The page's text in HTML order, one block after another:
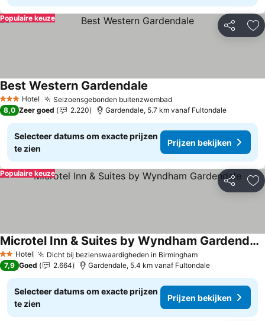
Delen
Populaire keuze
3 SterrenHotel Seizoensgebonden buitenzwembad
Best Western Gardendale
8,0 Zeer goed 2.220 Gardendale, 5.7 km vanaf Fultondale
Selecteer datums om exacte prijzen
te zien
Prijzen bekijken
Delen
Populaire keuze
2 Sterren
Hotel Dicht bij bezienswaardigheden in Birmingham
Microtel Inn & Suites by Wyndham Gardendale
7,9 Goed 2.664 Gardendale, 5.4 km vanaf Fultondale
Selecteer datums om exacte prijzen
te zien
Prijzen bekijken